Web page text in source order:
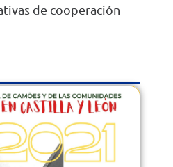
de cooperación